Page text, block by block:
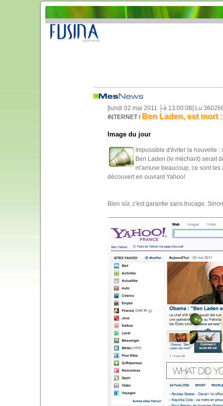
[lundi 02 mai 2011 ├á 13:00:08] Lu
INTERNET / Ben Laden, est mort
Image du jour
Impossible d'éviter la nouvelle
Ben Laden (le méchant) serait
m'amuse beaucoup, ce sont
découvert en ouvrant Yahoo!
Bien sûr, c'est garantie sans trucage.